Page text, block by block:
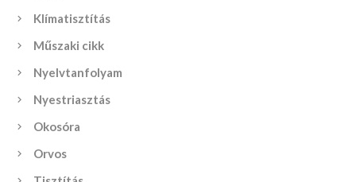
Klímatisztítás
Műszaki cikk
Nyelvtanfolyam
Nyestriasztás
Okosóra
Orvos